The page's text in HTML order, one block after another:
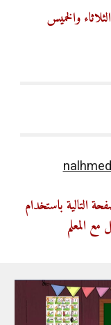
الثلاثاءوالخميس
المعلم